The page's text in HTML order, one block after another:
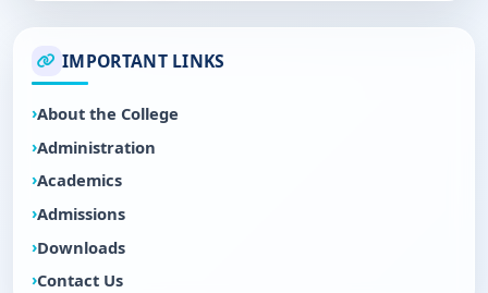
IMPORTANT LINKS
About the College
Administration
Academics
Admissions
Downloads
Contact Us